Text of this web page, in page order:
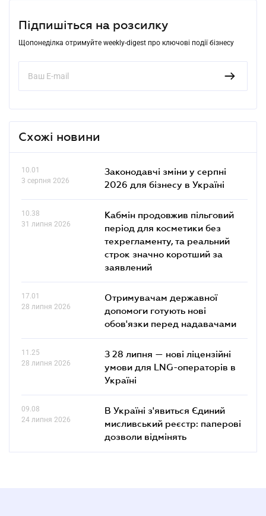
Підпишіться на розсилку
Щопонеділка отримуйте weekly-digest про ключові події бізнесу
Схожі новини
10.01
3 серпня 2026
Законодавчі зміни у серпні
2026 для бізнесу в Україні
10.38
31 липня 2026
Кабмін продовжив пільговий
період для косметики без
техрегламенту, та реальний
строк значно коротший за
заявлений
17.01
28 липня 2026
Отримувачам державної
допомоги готують нові
обов'язки перед надавачами
11.25
28 липня 2026
З 28 липня — нові ліцензійні
умови для LNG-операторів в
Україні
09.08
24 липня 2026
В Україні з'явиться Єдиний
мисливський реєстр: паперові
дозволи відмінять